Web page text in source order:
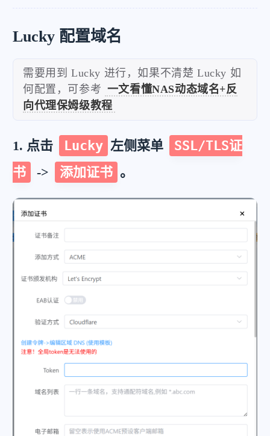
Lucky 配置域名
需要用到 Lucky 进行，如果不清楚 Lucky 如
何配置，可参考 一文看懂NAS动态域名+反
向代理保姆级教程
1. 点击 Lucky 左侧菜单
SSL/TLS证
书
-> 添加证书 。